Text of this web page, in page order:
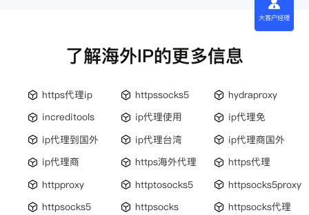
了解海外IP的更多信息
https代理ip httpssocks5
hydraproxy
increditools
ip代理使用
ip代理免
ip代理到国外
ip代理台湾
ip代理商国外
ip代理商
https海外代理
https代理
httpproxy
httptosocks5
httpsocks5proxy
httpsocks5
httpsocks
httpsocks代理
大客户经理